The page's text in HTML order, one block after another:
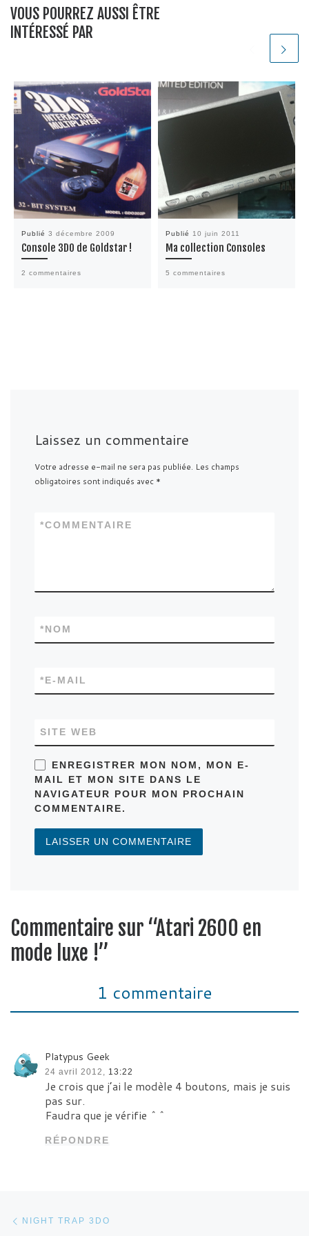
VOUS POURREZ AUSSI ÊTRE
INTÉRESSÉ PAR
Publié 3 décembre 2009
Console 3DO de Goldstar !
2 commentaires
Publié 10 juin 2011
Ma collection Consoles
5 commentaires
Laissez un commentaire
Votre adresse e-mail ne sera pas publiée. Les champs
obligatoires sont indiqués avec *
COMMENTAIRE
*
NOM
*
E-MAIL
*
SITE WEB
ENREGISTRER MON NOM, MON E-
MAIL ET MON SITE DANS LE
NAVIGATEUR POUR MON PROCHAIN
COMMENTAIRE.
Commentaire sur “Atari 2600 en
mode luxe !”
1 commentaire
Platypus Geek
24 avril 2012, 13:22
Je crois que j’ai le modèle 4 boutons, mais je suis
pas sur.
Faudra que je vérifie ^^
RÉPONDRE
Parcourir les articles
NIGHT TRAP 3DO